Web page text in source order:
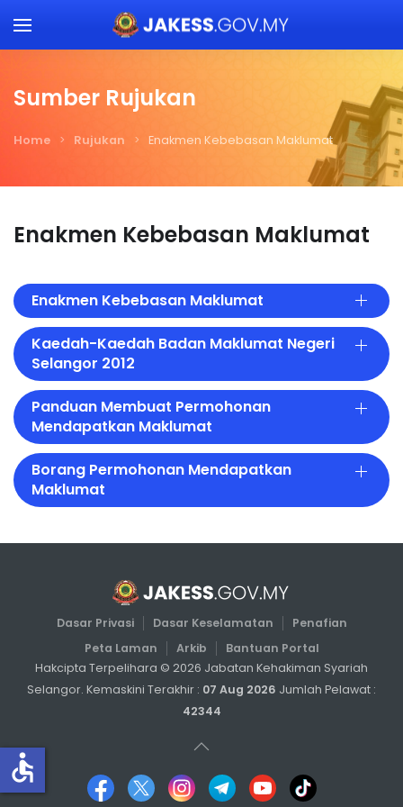
Skip to main content
Sumber Rujukan
Home Rujukan Enakmen Kebebasan Maklumat
Enakmen Kebebasan Maklumat
Enakmen Kebebasan Maklumat
Kaedah-Kaedah Badan Maklumat Negeri
Selangor 2012
Panduan Membuat Permohonan
Mendapatkan Maklumat
Borang Permohonan Mendapatkan
Maklumat
Dasar Privasi Dasar Keselamatan
Penafian
Peta Laman
Arkib
Bantuan Portal
Hakcipta Terpelihara © 2026 Jabatan Kehakiman Syariah
Selangor. Kemaskini Terakhir : 07 Aug 2026 Jumlah Pelawat :
42344
accessible